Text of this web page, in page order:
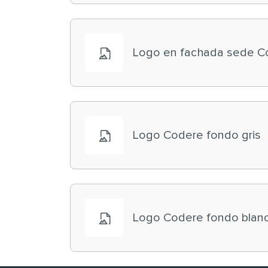
Logo en fachada sede
Logo Codere fondo gris
Logo Codere fondo